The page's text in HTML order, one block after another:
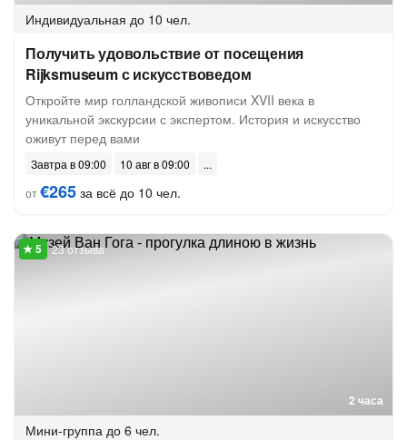
Индивидуальная до 10 чел.
Получить удовольствие от посещения
Rijksmuseum с искусствоведом
Откройте мир голландской живописи XVII века в
уникальной экскурсии с экспертом. История и искусство
оживут перед вами
Завтра в 09:00
10 авг в 09:00
от€265 за всё до 10 чел.
2 часа
23 отзыва
Мини-группа до 6 чел.